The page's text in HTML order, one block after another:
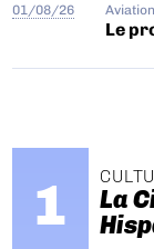
01/08/26
Le
La